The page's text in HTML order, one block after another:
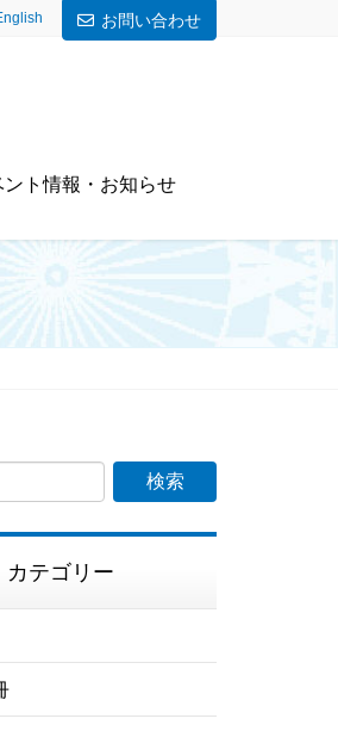
お問い合わせ
ント情報・お知らせ
カテゴリー